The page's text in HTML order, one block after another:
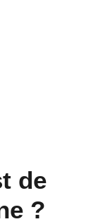
de
?